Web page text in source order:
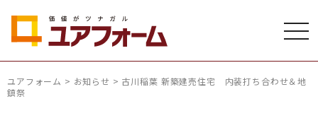
ユアフォーム > お知らせ > 古川稲葉 新築建売住宅 内装打ち合わせ＆地
鎮祭